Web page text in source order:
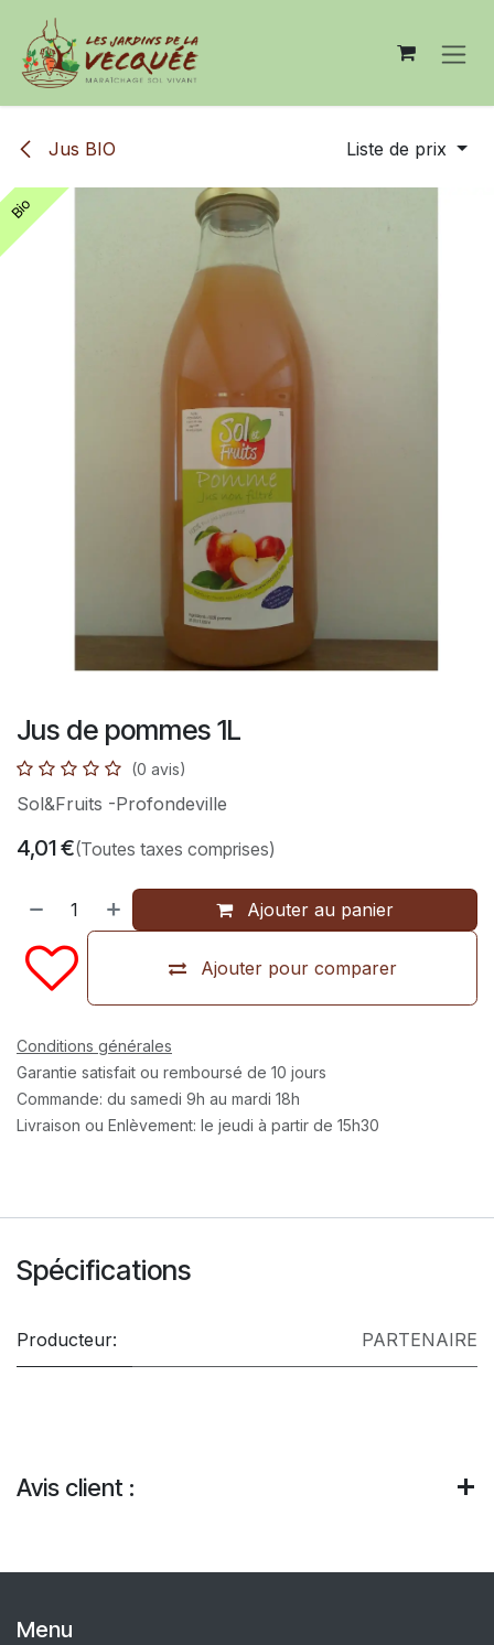
Se rendre au contenu
Jus BIO Liste de prix
Bio
Jus de pommes 1L
(0 avis)
Sol&Fruits -Profondeville
4,01€(Toutes taxes comprises)
Ajouter au panier
Ajouter pour comparer
Conditions générales
Garantie satisfait ou remboursé de 10 jours
Commande: du samedi 9h au mardi 18h
Livraison ou Enlèvement: le jeudi à partir de 15h30
Spécifications
Producteur: PARTENAIRE
Avis client :
Menu